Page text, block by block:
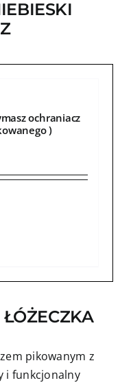
ochraniacz
)
pikowanym z
i funkcjonalny